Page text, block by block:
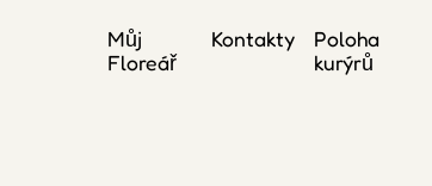
Můj
Floreář
Kontakty
Poloha
kurýrů